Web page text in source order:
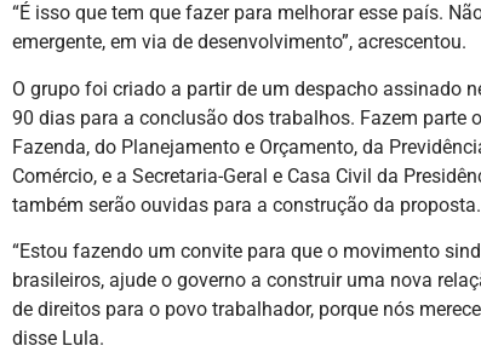
“É isso que tem que fazer para melhorar esse país.
emergente, em via de desenvolvimento”, acrescentou.
O grupo foi criado a partir de um despacho assinado
90 dias para a conclusão dos trabalhos. Fazem parte
Fazenda, do Planejamento e Orçamento, da
Comércio, e a Secretaria-Geral e Casa Civil da
também serão ouvidas para a construção da proposta.
“Estou fazendo um convite para que o movimento
brasileiros, ajude o governo a construir uma nova
de direitos para o povo trabalhador, porque nós
disse Lula.